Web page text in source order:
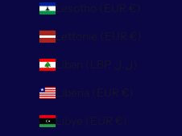
Lesotho (EUR €)
Lettonie (EUR €)
Liban (LBP ل.ل)
Liberia (EUR €)
Libye (EUR €)